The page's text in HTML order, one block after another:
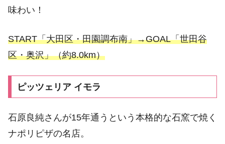
味わい！
START「大田区・田園調布南」→GOAL「世田谷
区・奥沢」（約8.0km）
ピッツェリア イモラ
石原良純さんが15年通うという本格的な石窯で焼く
ナポリピザの名店。